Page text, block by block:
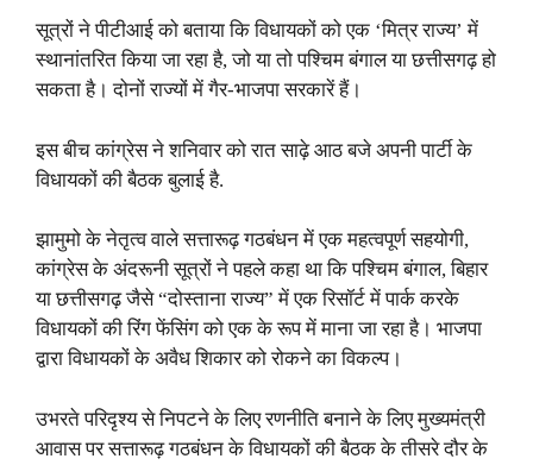
सूत्रों ने पीटीआई को बताया कि विधायकों को एक ‘मित्र राज्य’ में
स्थानांतरित किया जा रहा है, जो या तो पश्चिम बंगाल या छत्तीसगढ़ हो
सकता है। दोनों राज्यों में गैर-भाजपा सरकारें हैं।
इस बीच कांग्रेस ने शनिवार को रात साढ़े आठ बजे अपनी पार्टी के
विधायकों की बैठक बुलाई है.
झामुमो के नेतृत्व वाले सत्तारूढ़ गठबंधन में एक महत्वपूर्ण सहयोगी,
कांग्रेस के अंदरूनी सूत्रों ने पहले कहा था कि पश्चिम बंगाल, बिहार
या छत्तीसगढ़ जैसे “दोस्ताना राज्य” में एक रिसॉर्ट में पार्क करके
विधायकों की रिंग फेंसिंग को एक के रूप में माना जा रहा है। भाजपा
द्वारा विधायकों के अवैध शिकार को रोकने का विकल्प।
उभरते परिदृश्य से निपटने के लिए रणनीति बनाने के लिए मुख्यमंत्री
आवास पर सत्तारूढ़ गठबंधन के विधायकों की बैठक के तीसरे दौर के